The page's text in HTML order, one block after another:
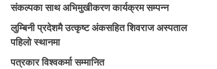
संकल्पका साथ अभिमुखीकरण कार्यक्रम सम्पन्न
लुम्बिनी प्रदेशमै उत्कृष्ट अंकसहित शिवराज अस्पताल
पहिलो स्थानमा
पत्रकार विश्वकर्मा सम्मानित